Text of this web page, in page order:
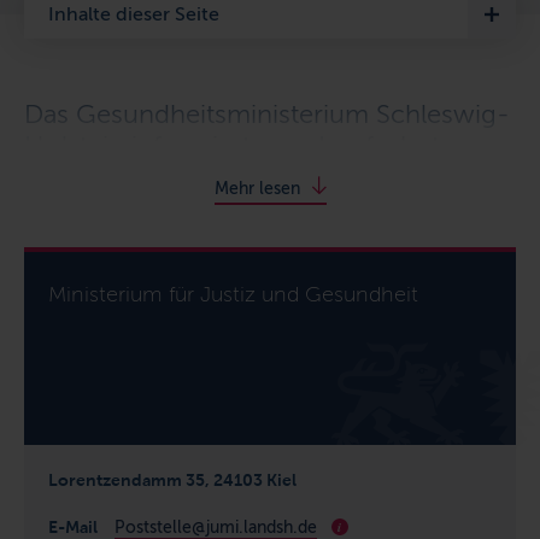
Inhalte dieser Seite
Das Gesundheitsministerium Schleswig-
Mehr lesen
Ministerium für Justiz und Gesundheit
Lorentzendamm 35, 24103 Kiel
E-Mail Poststelle@jumi.landsh.de
i